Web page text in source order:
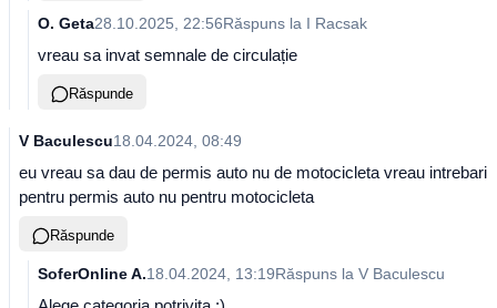
O. Geta28.10.2025, 22:56Răspuns la I Racsak
vreau sa invat semnale de circulație
Răspunde
V Baculescu18.04.2024, 08:49
eu vreau sa dau de permis auto nu de motocicleta vreau intrebari
pentru permis auto nu pentru motocicleta
Răspunde
SoferOnline A.18.04.2024, 13:19Răspuns la V Baculescu